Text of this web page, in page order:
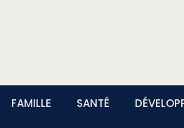
FAMILLE SANTÉ